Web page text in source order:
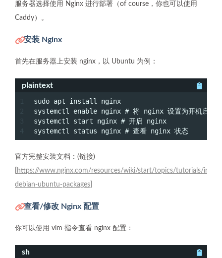
服务器选择使用 Nginx 进行部署（of course，你也可以使用
Caddy）。
安装 Nginx
首先在服务器上安装 nginx，以 Ubuntu 为例：
plaintext
3
sudo apt install nginx
systemctl enable nginx # 将 nginx 设置为开机启动
systemctl start nginx # 开启 nginx
systemctl status nginx # 查看 nginx 状态
官方完整安装文档：(链接)
https://www.nginx.com/resources/wiki/start/topics/tutorials/
debian-ubuntu-packages]
查看/修改 Nginx 配置
你可以使用 vim 指令查看 nginx 配置：
sh